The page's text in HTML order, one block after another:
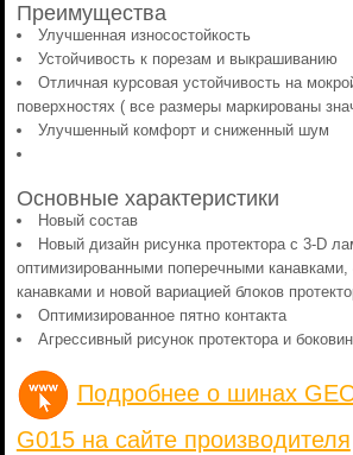
Преимущества
Улучшенная износостойкость
Устойчивость к порезам и выкрашиванию
Отличная курсовая устойчивость на
поверхностях ( все размеры маркированы
Улучшенный комфорт и сниженный шум
Основные характеристики
Новый состав
Новый дизайн рисунка протектора с 3-D
оптимизированными поперечными
канавками и новой вариацией блоков
Оптимизированное пятно контакта
Агрессивный рисунок протектора и
Подробнее о шинах
G015 на сайте производителя